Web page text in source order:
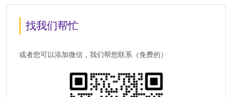
找我们帮忙
或者您可以添加微信，我们帮您联系（免费的）